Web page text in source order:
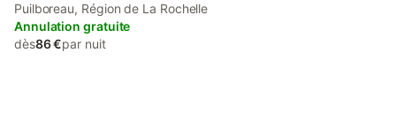
Terrasse et Jardin
Puilboreau, Région de La Rochelle
Annulation gratuite
dès86 €par nuit